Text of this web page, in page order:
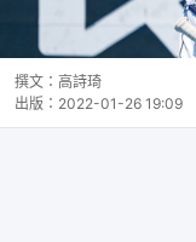
撰文： 高詩琦
出版： 2022-01-26 19:09